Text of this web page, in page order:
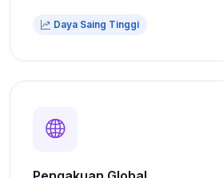
Daya Saing Tinggi